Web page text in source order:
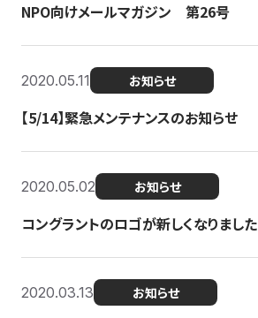
NPO向けメールマガジン 第26号
2020.05.11 お知らせ
【5/14】緊急メンテナンスのお知らせ
2020.05.02 お知らせ
コングラントのロゴが新しくなりました
2020.03.13 お知らせ